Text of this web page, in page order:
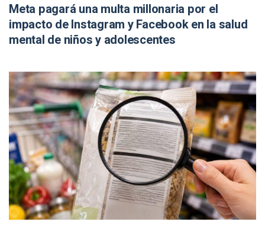
Meta pagará una multa millonaria por el
impacto de Instagram y Facebook en la salud
mental de niños y adolescentes